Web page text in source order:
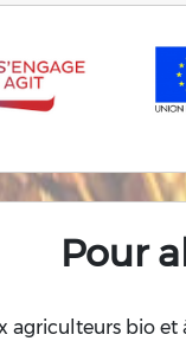
Pour
agriculteurs bio